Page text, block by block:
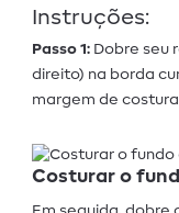
Instruções:
Passo 1: Dobre seu
direito) na borda
margem de
Costurar o